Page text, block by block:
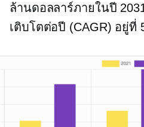
ล้านดอลลาร์ภายในปี
เติบโตต่อปี (CAGR) อยู่ที่